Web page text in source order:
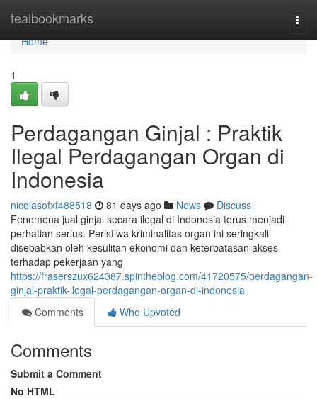
tealbookmarks
Home
Home
1
Perdagangan Ginjal : Praktik
Ilegal Perdagangan Organ di
Indonesia
nicolasofxf488518 81 days ago News
Discuss
Fenomena jual ginjal secara ilegal di Indonesia terus menjadi
perhatian serius. Peristiwa kriminalitas organ ini seringkali
disebabkan oleh kesulitan ekonomi dan keterbatasan akses
terhadap pekerjaan yang
https://fraserszux624387.spintheblog.com/41720575/perdagangan-
ginjal-praktik-ilegal-perdagangan-organ-di-indonesia
Comments
Who Upvoted
Comments
Submit a Comment
No HTML